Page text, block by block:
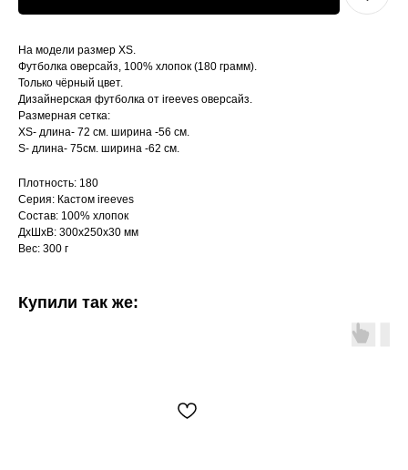
На модели размер XS.
Футболка оверсайз, 100% хлопок (180 грамм).
Только чёрный цвет.
Дизайнерская футболка от ireeves оверсайз.
Размерная сетка:
XS- длина- 72 см. ширина -56 см.
S- длина- 75см. ширина -62 см.
Плотность: 180
Серия: Кастом ireeves
Состав: 100% хлопок
ДxШxВ: 300x250x30 мм
Вес: 300 г
Купили так же: